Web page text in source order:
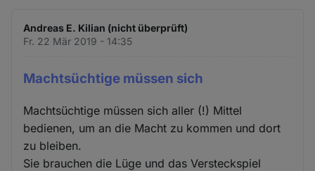
Andreas E. Kilian (nicht überprüft)
Fr. 22 Mär 2019 - 14:35
Machtsüchtige müssen sich
Machtsüchtige müssen sich aller (!) Mittel
bedienen, um an die Macht zu kommen und dort
zu bleiben.
Sie brauchen die Lüge und das Versteckspiel